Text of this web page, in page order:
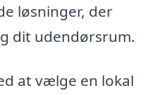
løsninger, der
dit udendørsrum.
at vælge en lokal